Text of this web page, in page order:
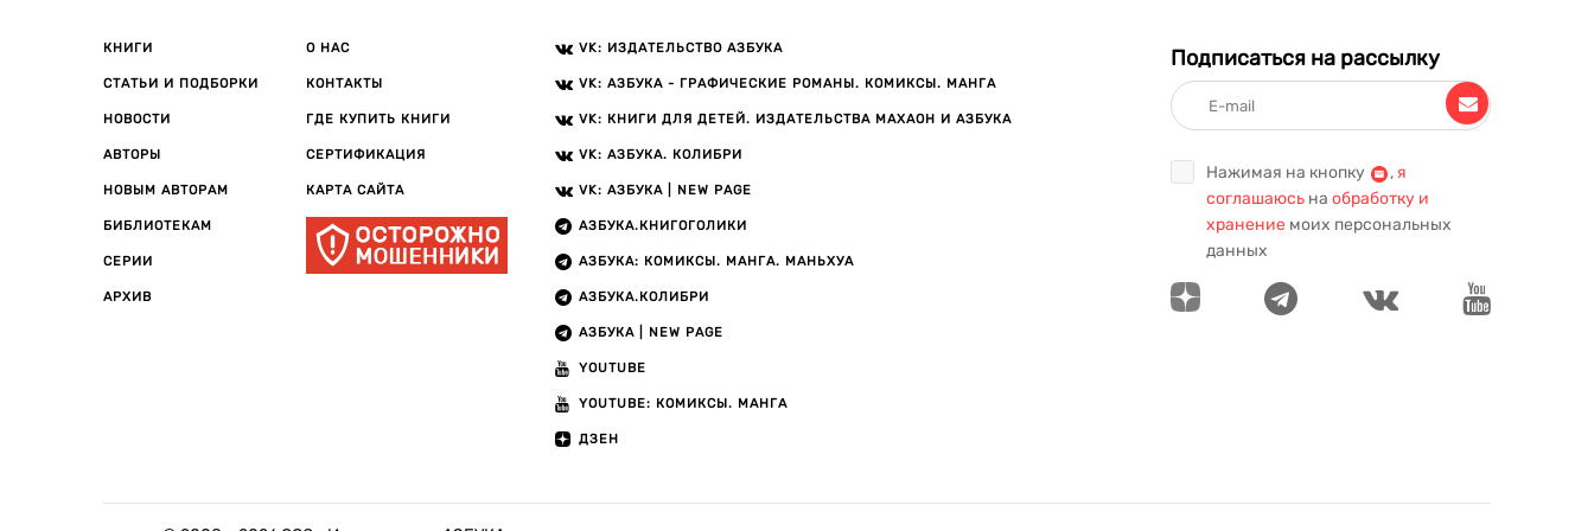
КНИГИ
СТАТЬИ И ПОДБОРКИ
НОВОСТИ
АВТОРЫ
НОВЫМ АВТОРАМ
БИБЛИОТЕКАМ
СЕРИИ
АРХИВ
О НАС
КОНТАКТЫ
ГДЕ КУПИТЬ КНИГИ
СЕРТИФИКАЦИЯ
КАРТА САЙТА
VK: ИЗДАТЕЛЬСТВО АЗБУКА
VK: АЗБУКА - ГРАФИЧЕСКИЕ РОМАНЫ. КОМИКСЫ. МАНГА
VK: КНИГИ ДЛЯ ДЕТЕЙ. ИЗДАТЕЛЬСТВА МАХАОН И АЗБУКА
VK: АЗБУКА. КОЛИБРИ
VK: АЗБУКА | NEW PAGE
АЗБУКА.КНИГОГОЛИКИ
АЗБУКА: КОМИКСЫ. МАНГА. МАНЬХУА
АЗБУКА.КОЛИБРИ
АЗБУКА | NEW PAGE
YOUTUBE
YOUTUBE: КОМИКСЫ. МАНГА
ДЗЕН
Подписаться на рассылку
Нажимая на кнопку , я
соглашаюсь на обработку и
хранение моих персональных
данных